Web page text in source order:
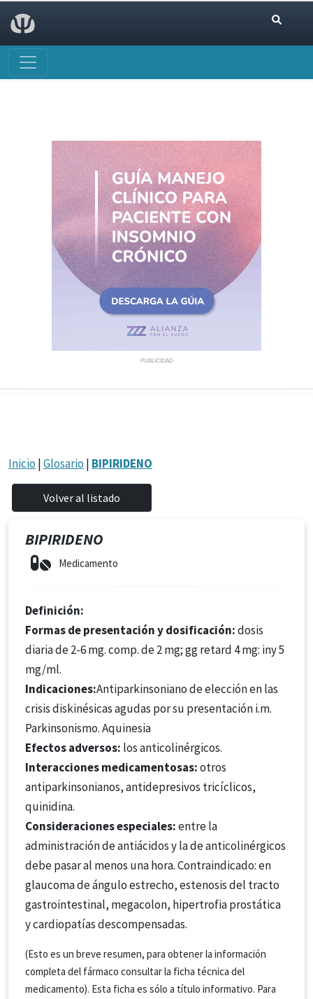
PUBLICIDAD
Inicio |Glosario | BIPIRIDENO
BIPIRIDENO
Medicamento
Definición:
Formas de presentación y dosificación:dosis
diaria de 2-6 mg. comp. de 2 mg; gg retard 4 mg: iny 5
mg/ml.
Indicaciones:Antiparkinsoniano de elección en las
crisis diskinésicas agudas por su presentación i.m.
Parkinsonismo. Aquinesia
Efectos adversos: los anticolinérgicos.
Interacciones medicamentosas:otros
antiparkinsonianos, antidepresivos tricíclicos,
quinidina.
Consideraciones especiales:entre la
administración de antiácidos y la de anticolinérgicos
debe pasar al menos una hora. Contraindicado: en
glaucoma de ángulo estrecho, estenosis del tracto
gastrointestinal, megacolon, hipertrofia prostática
y cardiopatías descompensadas.
(Esto es un breve resumen, para obtener la información
completa del fármaco consultar la ficha técnica del
medicamento). Esta ficha es sólo a título informativo. Para